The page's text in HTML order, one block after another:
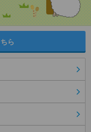
ら